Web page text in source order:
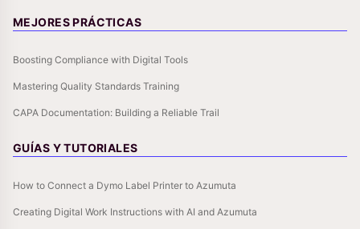
MEJORES PRÁCTICAS
Boosting Compliance with Digital Tools
Mastering Quality Standards Training
CAPA Documentation: Building a Reliable Trail
GUÍAS Y TUTORIALES
How to Connect a Dymo Label Printer to Azumuta
Creating Digital Work Instructions with AI and Azumuta